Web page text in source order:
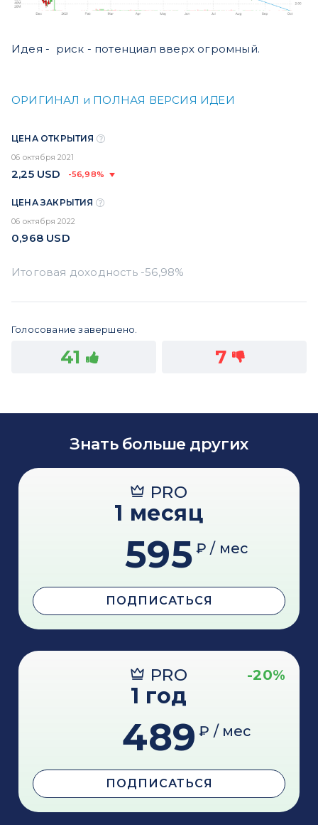
Идея - риск - потенциал вверх огромный.
ОРИГИНАЛ и ПОЛНАЯ ВЕРСИЯ ИДЕИ
ЦЕНА ОТКРЫТИЯ
06 октября 2021
2,25 USD -56,98%
ЦЕНА ЗАКРЫТИЯ
06 октября 2022
0,968 USD
Голосование завершено.
41 7
Знать больше других
PRO
1 месяц
595 ₽ / мес
ПОДПИСАТЬСЯ
PRO -20%
1 год
489 ₽ / мес
ПОДПИСАТЬСЯ